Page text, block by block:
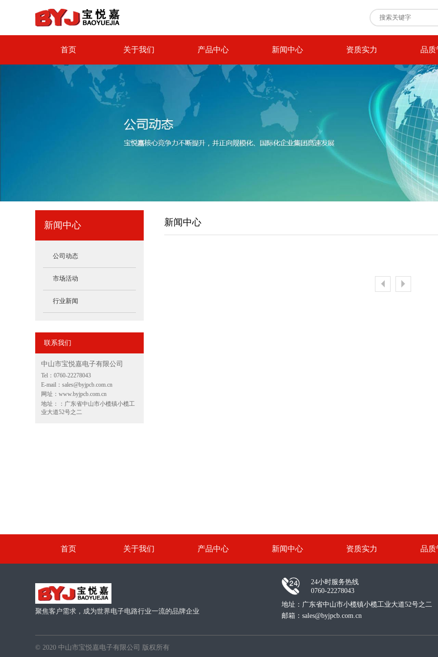
首页 关于我们 产品中心 新闻中心 资质实力 品质
新闻中心
公司动态
市场活动
行业新闻
联系我们
中山市宝悦嘉电子有限公司
Tel：0760-22278043
E-mail：sales@byjpcb.com.cn
网址：www.byjpcb.com.cn
地址：：广东省中山市小榄镇小榄工
业大道52号之二
新闻中心
首页 关于我们 产品中心 新闻中心 资质实力 品质
聚焦客户需求，成为世界电子电路行业一流的品牌企业
24小时服务热线
0760-22278043
地址：广东省中山市小榄镇小榄工业大道52号之二
邮箱：sales@byjpcb.com.cn
© 2020 中山市宝悦嘉电子有限公司 版权所有